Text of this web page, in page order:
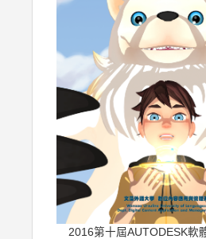
2016第十屆AUTODESK軟